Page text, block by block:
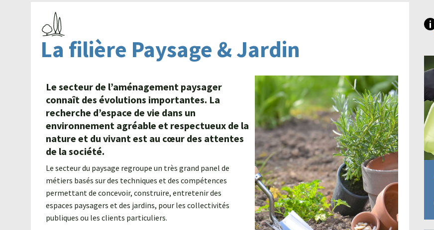
La filière Paysage & Jardin
Le secteur de l’aménagement paysager
connaît des évolutions importantes. La
recherche d’espace de vie dans un
environnement agréable et respectueux de la
nature et du vivant est au cœur des attentes
de la société.
Le secteur du paysage regroupe un très grand panel de
métiers basés sur des techniques et des compétences
permettant de concevoir, construire, entretenir des
espaces paysagers et des jardins, pour les collectivités
publiques ou les clients particuliers.